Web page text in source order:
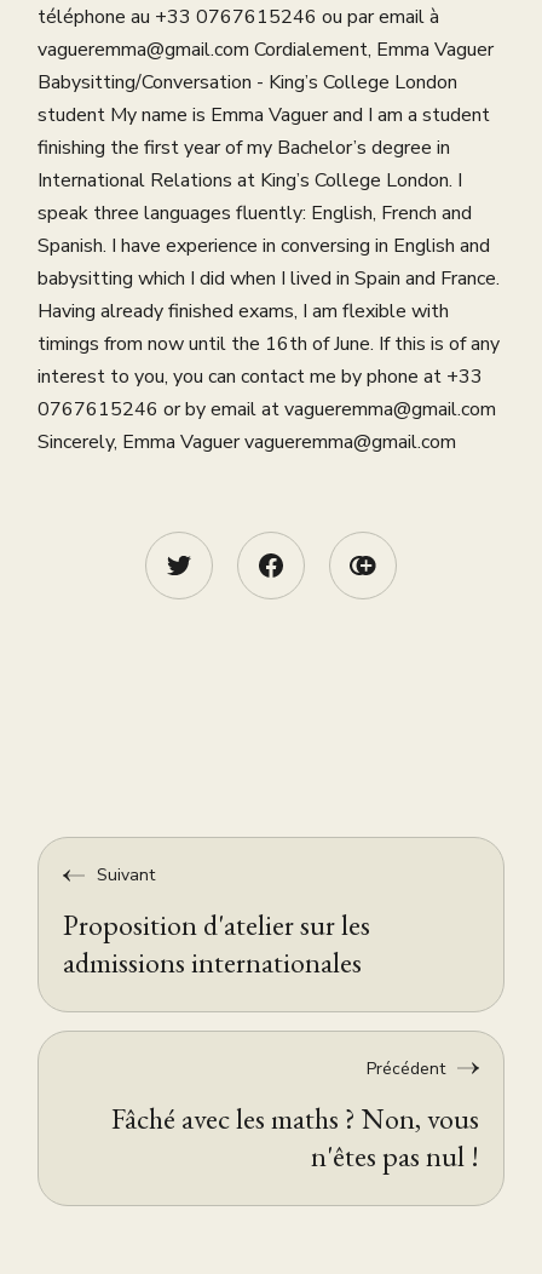
téléphone au +33 0767615246 ou par email à
vagueremma@gmail.com Cordialement, Emma Vaguer
Babysitting/Conversation - King’s College London
student My name is Emma Vaguer and I am a student
finishing the first year of my Bachelor’s degree in
International Relations at King’s College London. I
speak three languages fluently: English, French and
Spanish. I have experience in conversing in English and
babysitting which I did when I lived in Spain and France.
Having already finished exams, I am flexible with
timings from now until the 16th of June. If this is of any
interest to you, you can contact me by phone at +33
0767615246 or by email at vagueremma@gmail.com
Sincerely, Emma Vaguer vagueremma@gmail.com
Suivant
Proposition d'atelier sur les
admissions internationales
Précédent
Fâché avec les maths ? Non, vous
n'êtes pas nul !